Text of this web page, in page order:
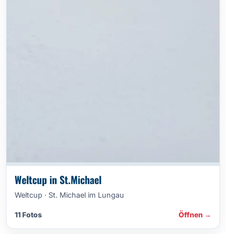
Weltcup in St.Michael
Weltcup · St. Michael im Lungau
11 Fotos Öffnen →